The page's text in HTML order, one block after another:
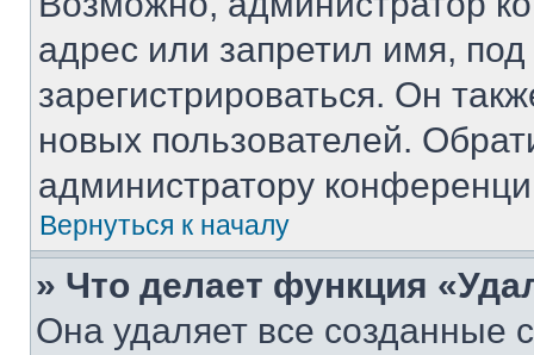
адрес или запретил имя,
зарегистрироваться. Он
новых пользователей.
администратору
Вернуться к началу
» Что делает функция
Она удаляет все созданные